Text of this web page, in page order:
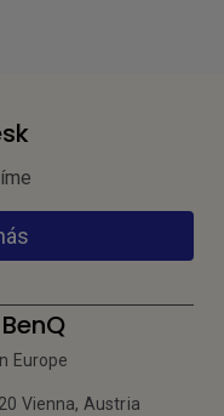
Europe
Vienna, Austria